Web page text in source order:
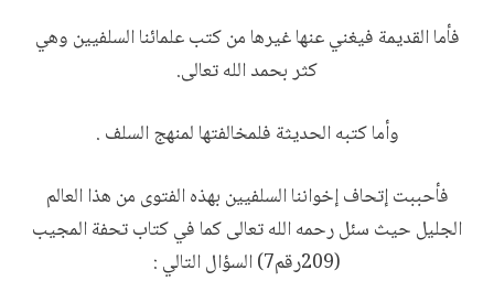
فأما القديمة فيغني عنها غيرها من كتب علمائنا السلفيين وهي
كثر بحمد الله تعالى.
وأما كتبه الحديثة فلمخالفتها لمنهج السلف .
فأحببت إتحاف إخواننا السلفيين بهذه الفتوى من هذا العالم
الجليل حيث سئل رحمه الله تعالى كما في كتاب تحفة المجيب
(209رقم7) السؤال التالي :